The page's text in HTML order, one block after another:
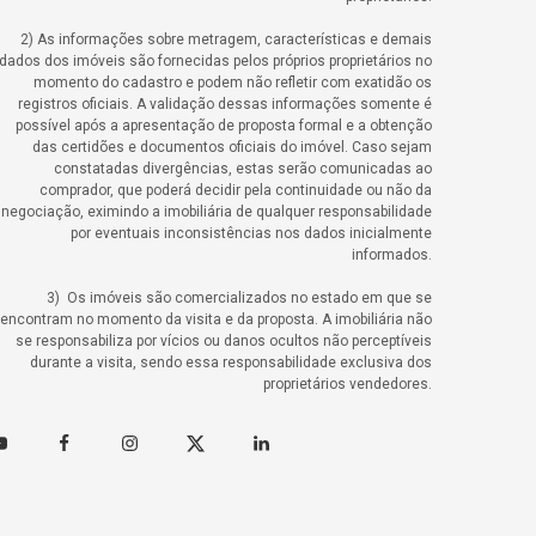
2) As informações sobre metragem, características e demais
dados dos imóveis são fornecidas pelos próprios proprietários no
momento do cadastro e podem não refletir com exatidão os
registros oficiais. A validação dessas informações somente é
possível após a apresentação de proposta formal e a obtenção
das certidões e documentos oficiais do imóvel. Caso sejam
constatadas divergências, estas serão comunicadas ao
comprador, que poderá decidir pela continuidade ou não da
negociação, eximindo a imobiliária de qualquer responsabilidade
por eventuais inconsistências nos dados inicialmente
informados.
3) Os imóveis são comercializados no estado em que se
encontram no momento da visita e da proposta. A imobiliária não
se responsabiliza por vícios ou danos ocultos não perceptíveis
durante a visita, sendo essa responsabilidade exclusiva dos
proprietários vendedores.
FacebookInstagramTwitter Linkedin